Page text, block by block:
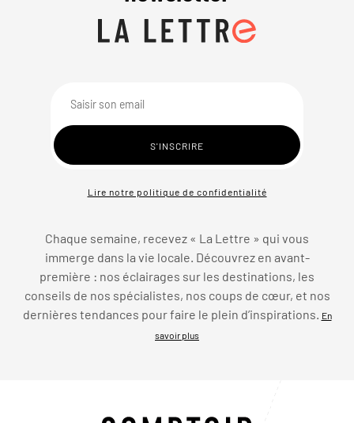
Lire notre politique de confidentialité
Chaque semaine, recevez « La Lettre » qui vous
immerge dans la vie locale. Découvrez en avant-
première : nos éclairages sur les destinations, les
conseils de nos spécialistes, nos coups de cœur, et nos
dernières tendances pour faire le plein d’inspirations.
En
savoir plus